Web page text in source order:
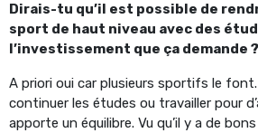
Dirais-tu qu’il est possible de
sport de haut niveau avec des
l’investissement que ça demande ?
A priori oui car plusieurs sportifs le
continuer les études ou travailler pour
apporte un équilibre. Vu qu’il y a de